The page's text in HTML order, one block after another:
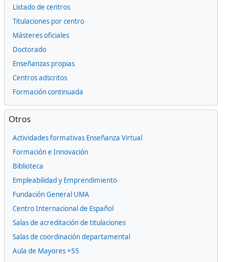
Listado de centros
Titulaciones por centro
Másteres oficiales
Doctorado
Enseñanzas propias
Centros adscritos
Formación continuada
Omitir Otros
Otros
Actividades formativas Enseñanza Virtual
Formación e Innovación
Biblioteca
Empleabilidad y Emprendimiento
Fundación General UMA
Centro Internacional de Español
Salas de acreditación de titulaciones
Salas de coordinación departamental
Aula de Mayores +55